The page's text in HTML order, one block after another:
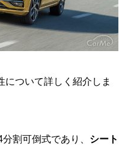
について詳しく紹介しま
割可倒式であり、 シート